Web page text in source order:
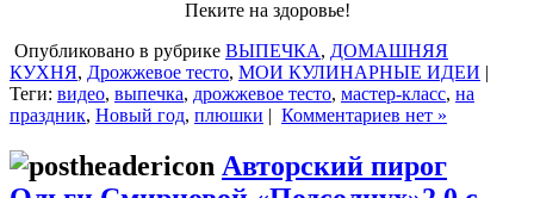
Пеките на здоровье!
Опубликовано в рубрике ВЫПЕЧКА, ДОМАШНЯЯ
КУХНЯ, Дрожжевое тесто, МОИ КУЛИНАРНЫЕ ИДЕИ |
Теги: видео, выпечка, дрожжевое тесто, мастер-класс, на
праздник, Новый год, плюшки | Комментариев нет »
Авторский пирог